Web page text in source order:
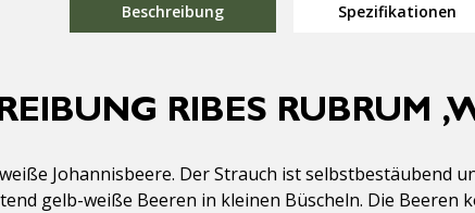
Beschreibung Spezifikationen
RIBES RUBRUM
Johannisbeere. Der Strauch ist
gelb-weiße Beeren in kleinen Büscheln. Die